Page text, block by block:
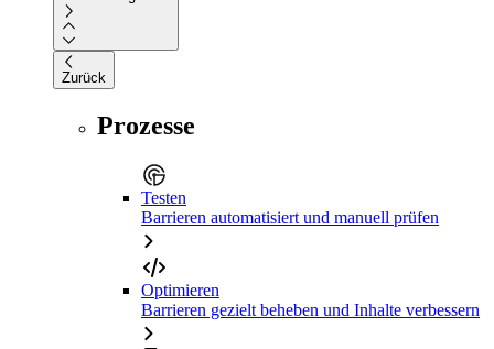
Zurück
Prozesse
Testen
Barrieren automatisiert und manuell prüfen
Optimieren
Barrieren gezielt beheben und Inhalte verbessern